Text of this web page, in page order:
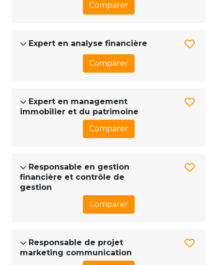
Comparer
Expert en analyse financière
Comparer
Expert en management
immobilier et du patrimoine
Comparer
Responsable en gestion
financière et contrôle de
gestion
Comparer
Responsable de projet
marketing communication